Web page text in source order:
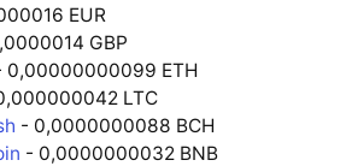
EUR
GBP
0,00000000099 ETH
LTC
- 0,0000000088 BCH
- 0,0000000032 BNB